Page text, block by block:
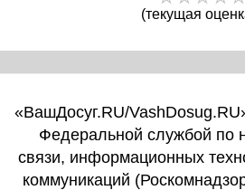
(текущая
«ВашДосуг.RU/
Федеральной службой по
связи, информационных
коммуникаций